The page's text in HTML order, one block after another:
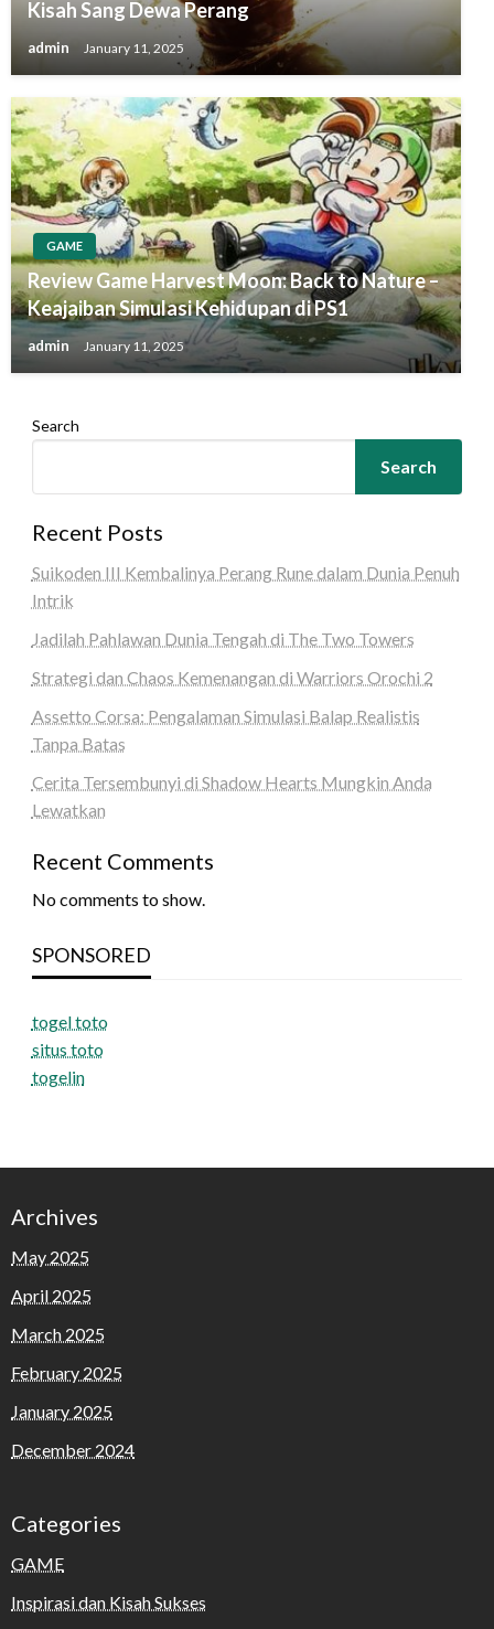
Kisah Sang Dewa Perang
admin January 11, 2025
GAME
Review Game Harvest Moon: Back to Nature –
Keajaiban Simulasi Kehidupan di PS1
admin January 11, 2025
Search
Search
Recent Posts
Suikoden III Kembalinya Perang Rune dalam Dunia Penuh
Intrik
Jadilah Pahlawan Dunia Tengah di The Two Towers
Strategi dan Chaos Kemenangan di Warriors Orochi 2
Assetto Corsa: Pengalaman Simulasi Balap Realistis
Tanpa Batas
Cerita Tersembunyi di Shadow Hearts Mungkin Anda
Lewatkan
Recent Comments
No comments to show.
SPONSORED
togel toto
situs toto
togelin
Archives
May 2025
April 2025
March 2025
February 2025
January 2025
December 2024
Categories
GAME
Inspirasi dan Kisah Sukses